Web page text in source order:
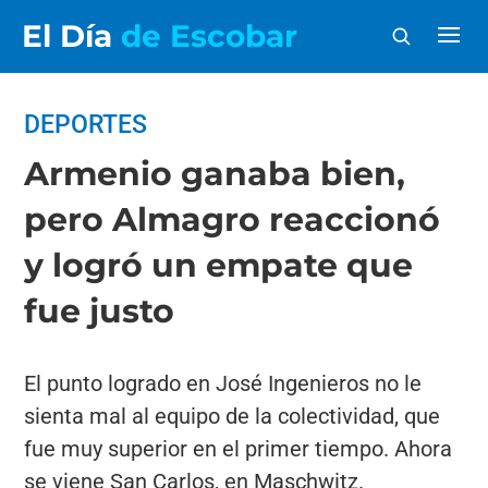
El Día de Escobar
DEPORTES
Armenio ganaba bien,
pero Almagro reaccionó
y logró un empate que
fue justo
El punto logrado en José Ingenieros no le
sienta mal al equipo de la colectividad, que
fue muy superior en el primer tiempo. Ahora
se viene San Carlos, en Maschwitz.